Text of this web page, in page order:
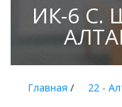
ИК-6 С.
Главная / 22 -